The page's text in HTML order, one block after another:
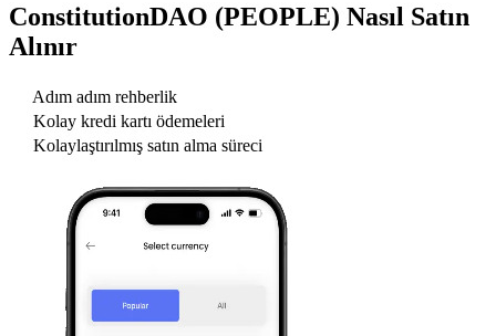
ConstitutionDAO (PEOPLE) Nasıl Satın
Alınır
Adım adım rehberlik
Kolay kredi kartı ödemeleri
Kolaylaştırılmış satın alma süreci